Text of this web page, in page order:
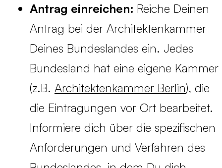
Antrag einreichen: Reiche Deinen
Antrag bei der Architektenkammer
Deines Bundeslandes ein. Jedes
Bundesland hat eine eigene Kammer
(z.B. Architektenkammer Berlin), die
die Eintragungen vor Ort bearbeitet.
Informiere dich über die spezifischen
Anforderungen und Verfahren des